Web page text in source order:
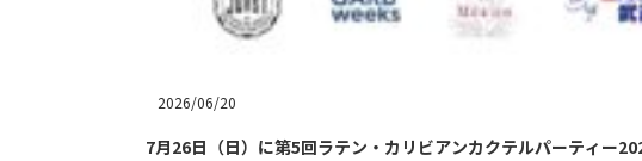
2026/06/20
7月26日（日）に第5回ラテン・カリビアンカクテルパーティー